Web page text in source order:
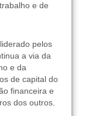
e de
pelos
a via da
e da
de capital do
financeira e
dos outros.